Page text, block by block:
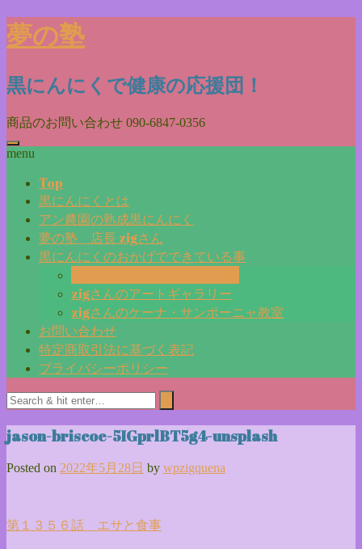
Skip
to
content
夢の塾
黒にんにくで健康の応援団！
商品のお問い合わせ 090-6847-0356
menu
Top
黒にんにくとは
アン農園の熟成黒にんにく
夢の塾 店長 zigさん
黒にんにくのおかげでできている事
zigさんのアートギャラリー
zigさんのケーナ・サンポーニャ教室
お問い合わせ
特定商取引法に基づく表記
プライバシーポリシー
jason-briscoe-5IGprlBT5g4-unsplash
Posted on 2022年5月28日 by wpzigquena
投
第１３５６話 エサと食事